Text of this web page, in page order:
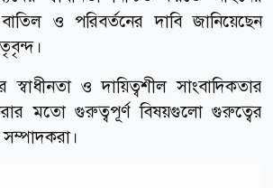
বাতিল ও পরিবর্তনের দাবি জানিয়েছেন
স্বাধীনতা ও দায়িত্বশীল সাংবাদিকতার
মতো গুরুত্বপূর্ণ বিষয়গুলো গুরুত্বের